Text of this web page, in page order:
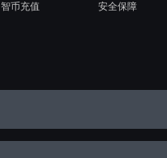
智币充值
安全保障